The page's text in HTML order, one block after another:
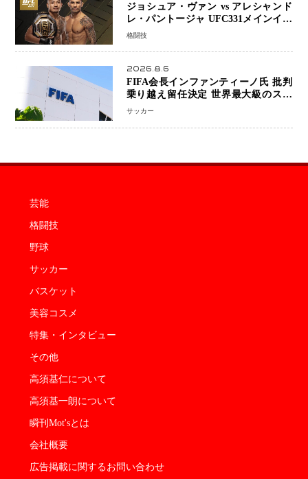
ジョシュア・ヴァン vs アレシャンド
レ・パントージャ UFC331メインイベ
ントで再戦決定 「完全決着」に世界
格闘技
2026.8.6
FIFA会長インファンティーノ氏 批判
乗り越え留任決定 世界最大級のスポ
ーツ組織を支える「権威」は揺るがず
サッカー
芸能
格闘技
野球
サッカー
バスケット
美容コスメ
特集・インタビュー
その他
高須基仁について
高須基一朗について
瞬刊Mot'sとは
会社概要
広告掲載に関するお問い合わせ